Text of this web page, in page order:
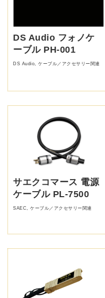
DS Audio フォノケ
ーブル PH-001
DS Audio, ケーブル／アクセサリー関連
サエクコマース 電源
ケーブル PL-7500
SAEC, ケーブル／アクセサリー関連